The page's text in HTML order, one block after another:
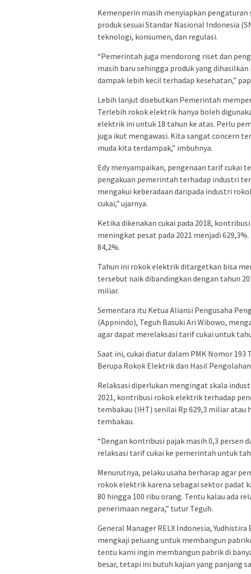
Kemenperin masih menyiapkan
produk sesuai Standar Nasional Indonesia
teknologi, konsumen, dan regulasi.
“Pemerintah juga mendorong riset dan
masih baru sehingga produk yang
dampak lebih kecil terhadap kesehatan,”
Lebih lanjut disebutkan Pemerintah
Terlebih rokok elektrik hanya boleh
elektrik ini untuk 18 tahun ke atas. Perlu
juga ikut mengawasi. Kita sangat concern
muda kita terdampak,” imbuhnya.
Edy menyampaikan, pengenaan tarif cukai
pengakuan pemerintah terhadap industri
mengakui keberadaan daripada industri
cukai,” ujarnya.
Ketika dikenakan cukai pada 2018,
meningkat pesat pada 2021 menjadi
84,2%.
Tahun ini rokok elektrik ditargetkan bisa
tersebut naik dibandingkan dengan tahun
miliar.
Sementara itu Ketua Aliansi Pengusaha
(Appnindo), Teguh Basuki Ari Wibowo,
agar dapat merelaksasi tarif cukai untuk
Saat ini, cukai diatur dalam PMK Nomor
Berupa Rokok Elektrik dan Hasil
Relaksasi diperlukan mengingat skala
2021, kontribusi rokok elektrik terhadap
tembakau (IHT) senilai Rp 629,3 miliar
tembakau.
“Dengan kontribusi pajak masih 0,3 persen
relaksasi tarif cukai ke pemerintah untuk
Menurutnya, pelaku usaha berharap agar
rokok elektrik karena sebagai sektor padat
80 hingga 100 ribu orang. Tentu kalau ada
penerimaan negara,” tutur Teguh.
General Manager RELX Indonesia,
mengkaji peluang untuk membangun
tentu kami ingin membangun pabrik di
besar, tetapi ini butuh kajian yang panjang